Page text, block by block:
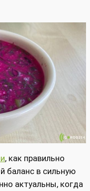
, как правильно
баланс в сильную
актуальны, когда